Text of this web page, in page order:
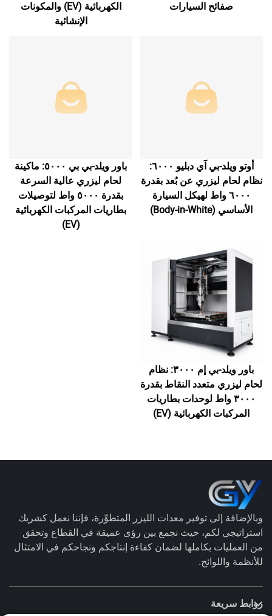
صفائح السيارات
الكهربائية (EV) والمكونات
الإنشائية
أوتو ويلد-بي آي دبليو ٦٠٠٠:
نظام لحام ليزري عن بُعد بقدرة
٦٠٠٠ واط لهيكل السيارة
الأساسي (Body-in-White)
باور ويلد-بي بي ٥٠٠٠: ماكينة
لحام ليزري عالية السرعة
بقدرة ٥٠٠٠ واط لتوصيلات
بطاريات المركبات الكهربائية
(EV)
باور ويلد-بي إم ٣٠٠٠: نظام
لحام ليزري متعدد النقاط بقدرة
٣٠٠٠ واط لوحدات بطاريات
المركبات الكهربائية (EV)
وبالإضافة إلى توفير معدات الليزر المتطوِّرة، فإننا نعمل كشريك
استراتيجي لكم، حيث نجمع بين رؤى عميقة في القطاع وتحقق
من العمليات بكاملها لضمان كفاءة إنتاجكم ونجاحكم في الامتثال
للأنظمة واللوائح.
روابط سريعة